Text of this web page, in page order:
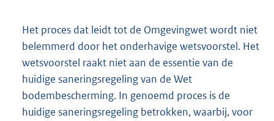
Het proces dat leidt tot de Omgevingwet wordt niet
belemmerd door het onderhavige wetsvoorstel. Het
wetsvoorstel raakt niet aan de essentie van de
huidige saneringsregeling van de Wet
bodembescherming. In genoemd proces is de
huidige saneringsregeling betrokken, waarbij, voor